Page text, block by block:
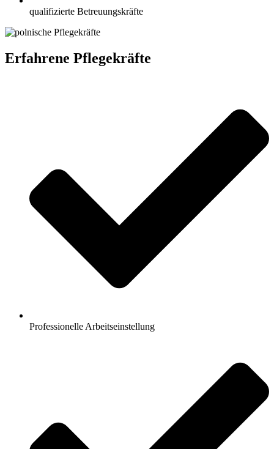
qualifizierte Betreuungskräfte
Erfahrene Pflegekräfte
Professionelle Arbeitseinstellung